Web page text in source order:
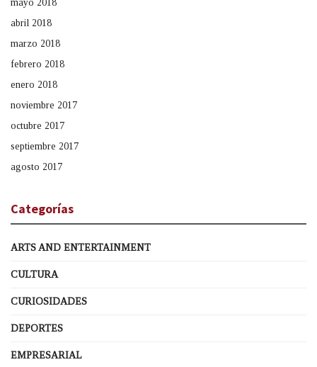
mayo 2018
abril 2018
marzo 2018
febrero 2018
enero 2018
noviembre 2017
octubre 2017
septiembre 2017
agosto 2017
Categorías
ARTS AND ENTERTAINMENT
CULTURA
CURIOSIDADES
DEPORTES
EMPRESARIAL